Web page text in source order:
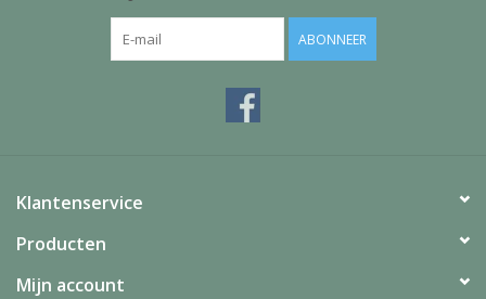
ABONNEER
Klantenservice
Producten
Mijn account